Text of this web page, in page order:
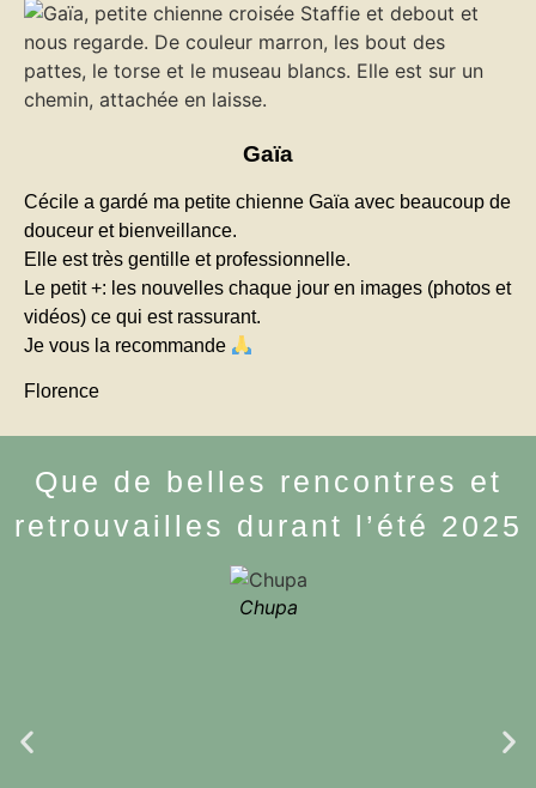
Gaïa
Cécile a gardé ma petite chienne Gaïa avec beaucoup de
douceur et bienveillance.
Elle est très gentille et professionnelle.
Le petit +: les nouvelles chaque jour en images (photos et
vidéos) ce qui est rassurant.
Je vous la recommande
Florence
Que de belles rencontres et
retrouvailles durant l’été 2025
Chupa